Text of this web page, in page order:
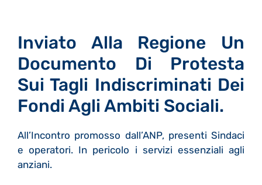
Inviato Alla Regione Un
Documento Di Protesta
Sui Tagli Indiscriminati Dei
Fondi Agli Ambiti Sociali.
All’Incontro promosso dall’ANP, presenti Sindaci
e operatori. In pericolo i servizi essenziali agli
anziani.